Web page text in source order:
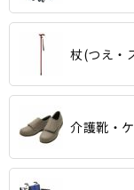
杖(つえ・
介護靴・